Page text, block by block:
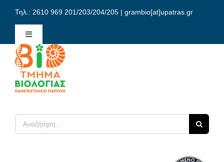
περιεχόμενο
Τηλ.: 2610 969 201/203/204/205 | grambio[at]upatras.gr
Toggle
Navigation
Διοίκηση Τμήματος
Γραμματεία / Αιτήσεις
Επικοινωνία
Αναζήτηση
για: